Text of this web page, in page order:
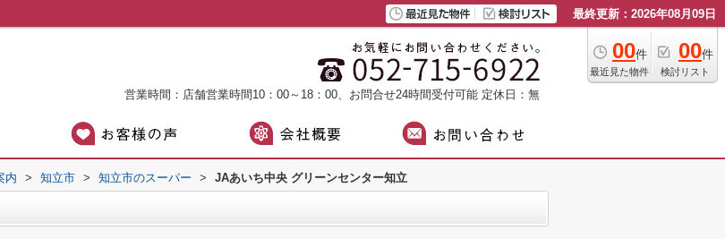
最終更新：2026年08月09日
00件
最近見た物件
00件
検討リスト
営業時間：店舗営業時間10：00～18：00、お問合せ24時間受付可能 定休日：無
内 > 知立市 > 知立市のスーパー > JAあいち中央 グリーンセンター知立